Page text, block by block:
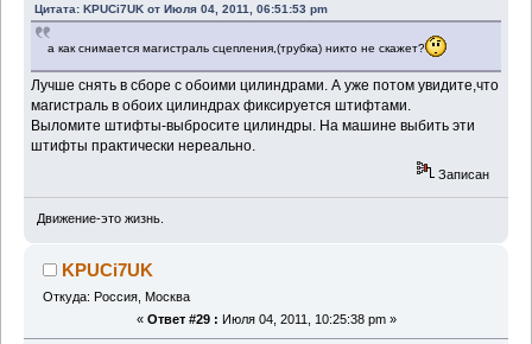
Цитата: KPUCi7UK от Июля 04, 2011, 06:51:53 pm
а как снимается магистраль сцепления,(трубка) никто не скажет?
Лучше снять в сборе с обоими цилиндрами. А уже потом увидите,что
магистраль в обоих цилиндрах фиксируется штифтами.
Выломите штифты-выбросите цилиндры. На машине выбить эти
штифты практически нереально.
Записан
Движение-это жизнь.
KPUCi7UK
Откуда: Россия, Москва
« Ответ #29 : Июля 04, 2011, 10:25:38 pm »